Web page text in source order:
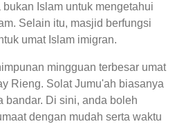
Islam untuk mengetahui
Selain itu, masjid berfungsi
umat Islam imigran.
mingguan terbesar umat
Rieng. Solat Jumu'ah biasanya
bandar. Di sini, anda boleh
dengan mudah serta waktu